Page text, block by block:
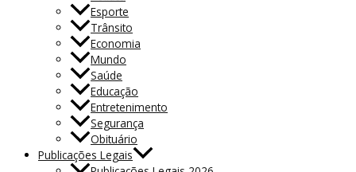
Esporte
Trânsito
Economia
Mundo
Saúde
Educação
Entretenimento
Segurança
Obituário
Publicações Legais